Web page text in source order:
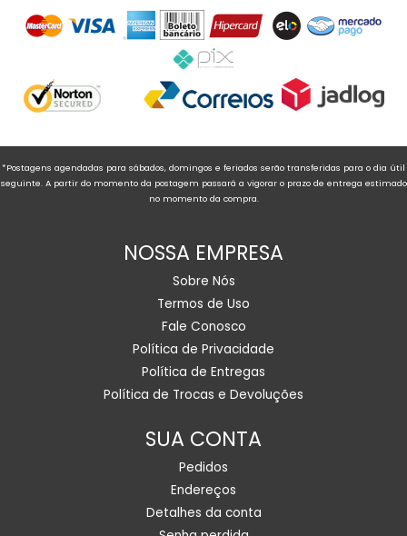
*Postagens agendadas para sábados, domingos e feriados serão transferidas para o dia útil
seguinte. A partir do momento da postagem passará a vigorar o prazo de entrega estimado
no momento da compra.
NOSSA EMPRESA
Sobre Nós
Termos de Uso
Fale Conosco
Política de Privacidade
Política de Entregas
Política de Trocas e Devoluções
SUA CONTA
Pedidos
Endereços
Detalhes da conta